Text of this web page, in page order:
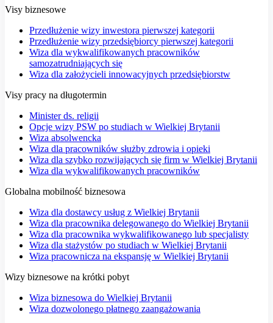
Visy biznesowe
Przedłużenie wizy inwestora pierwszej kategorii
Przedłużenie wizy przedsiębiorcy pierwszej kategorii
Wiza dla wykwalifikowanych pracowników
samozatrudniających się
Wiza dla założycieli innowacyjnych przedsiębiorstw
Visy pracy na długotermin
Minister ds. religii
Opcje wizy PSW po studiach w Wielkiej Brytanii
Wiza absolwencka
Wiza dla pracowników służby zdrowia i opieki
Wiza dla szybko rozwijających się firm w Wielkiej Brytanii
Wiza dla wykwalifikowanych pracowników
Globalna mobilność biznesowa
Wiza dla dostawcy usług z Wielkiej Brytanii
Wiza dla pracownika delegowanego do Wielkiej Brytanii
Wiza dla pracownika wykwalifikowanego lub specjalisty
Wiza dla stażystów po studiach w Wielkiej Brytanii
Wiza pracownicza na ekspansję w Wielkiej Brytanii
Wizy biznesowe na krótki pobyt
Wiza biznesowa do Wielkiej Brytanii
Wiza dozwolonego płatnego zaangażowania